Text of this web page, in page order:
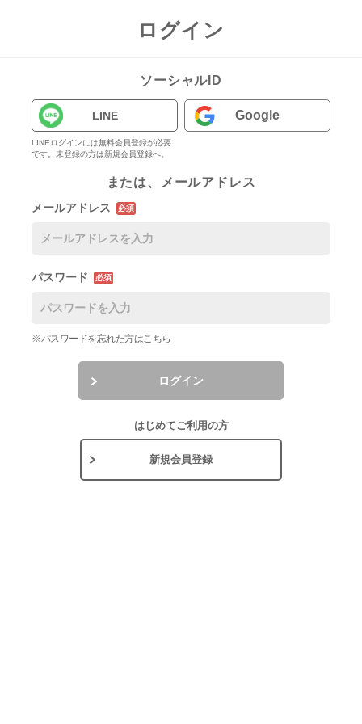
ログイン
ソーシャルID
LINE
LINEログインには無料会員登録が必要
です。未登録の方は新規会員登録へ。
Google
または、メールアドレス
メールアドレス 必須
パスワード 必須
※パスワードを忘れた方はこちら
ログイン
はじめてご利用の方
新規会員登録